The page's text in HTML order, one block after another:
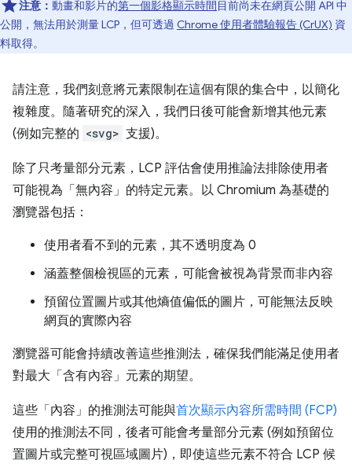
注意： 動畫和影片的第一個影格顯示時間目前尚未在網頁公開 API 中
公開，無法用於測量 LCP，但可透過 Chrome 使用者體驗報告 (CrUX) 資
料取得。
請注意，我們刻意將元素限制在這個有限的集合中，以簡化
複雜度。隨著研究的深入，我們日後可能會新增其他元素
(例如完整的 <svg> 支援)。
除了只考量部分元素，LCP 評估會使用推論法排除使用者
可能視為「無內容」的特定元素。以 Chromium 為基礎的
瀏覽器包括：
使用者看不到的元素，其不透明度為 0
涵蓋整個檢視區的元素，可能會被視為背景而非內容
預留位置圖片或其他熵值偏低的圖片，可能無法反映
網頁的實際內容
瀏覽器可能會持續改善這些推測法，確保我們能滿足使用者
對最大「含有內容」 元素的期望。
這些「內容」的推測法可能與首次顯示內容所需時間 (FCP)
使用的推測法不同，後者可能會考量部分元素 (例如預留位
置圖片或完整可視區域圖片)，即使這些元素不符合 LCP 候